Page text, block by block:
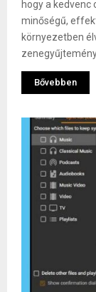
hogy a
minőségű,
környezetben
Bővebben